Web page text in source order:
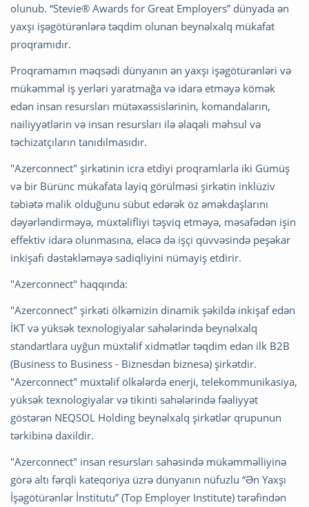
olunub. “Stevie® Awards for Great Employers” dünyada ən
yaxşı işəgötürənlərə təqdim olunan beynəlxalq mükafat
proqramıdır.
Proqramamın məqsədi dünyanın ən yaxşı işəgötürənləri və
mükəmməl iş yerləri yaratmağa və idarə etməyə kömək
edən insan resursları mütəxəssislərinin, komandaların,
nailiyyətlərin və insan resursları ilə əlaqəli məhsul və
təchizatçıların tanıdılmasıdır.
"Azerconnect" şirkətinin icra etdiyi proqramlarla iki Gümüş
və bir Bürünc mükafata layiq görülməsi şirkətin inklüziv
təbiətə malik olduğunu sübut edərək öz əməkdaşlarını
dəyərləndirməyə, müxtəlifliyi təşviq etməyə, məsafədən işin
effektiv idarə olunmasına, eləcə də işçi qüvvəsində peşəkar
inkişafı dəstəkləməyə sadiqliyini nümayiş etdirir.
"Azerconnect" haqqında:
"Azerconnect" şirkəti ölkəmizin dinamik şəkildə inkişaf edən
İKT və yüksək texnologiyalar sahələrində beynəlxalq
standartlara uyğun müxtəlif xidmətlər təqdim edən ilk B2B
(Business to Business - Biznesdən biznesə) şirkətdir.
"Azerconnect" müxtəlif ölkələrdə enerji, telekommunikasiya,
yüksək texnologiyalar və tikinti sahələrində fəaliyyət
göstərən NEQSOL Holding beynəlxalq şirkətlər qrupunun
tərkibinə daxildir.
"Azerconnect" insan resursları sahəsində mükəmməlliyinə
görə altı fərqli kateqoriya üzrə dünyanın nüfuzlu “Ən Yaxşı
İşəgötürənlər İnstitutu” (Top Employer Institute) tərəfindən